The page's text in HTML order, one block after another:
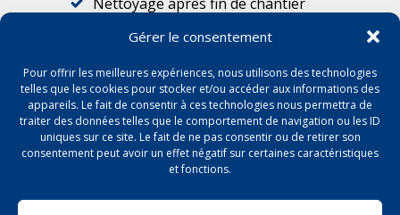
Gérer le consentement
Pour offrir les meilleures expériences, nous utilisons des technologies
telles que les cookies pour stocker et/ou accéder aux informations des
appareils. Le fait de consentir à ces technologies nous permettra de
traiter des données telles que le comportement de navigation ou les ID
uniques sur ce site. Le fait de ne pas consentir ou de retirer son
consentement peut avoir un effet négatif sur certaines caractéristiques
et fonctions.
Nettoyage pour professionnels
Graffitis
Nettoyage de vitres
Débarras et enlèvement de déchets
Décapage de sols